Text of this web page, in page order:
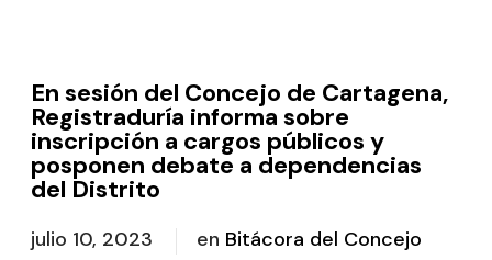
En sesión del Concejo de Cartagena,
Registraduría informa sobre
inscripción a cargos públicos y
posponen debate a dependencias
del Distrito
julio 10, 2023 en Bitácora del Concejo